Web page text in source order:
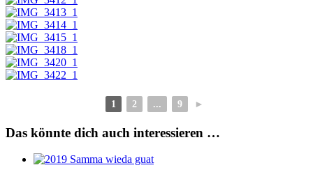
1 2 ... 9 ►
Das könnte dich auch interessieren …